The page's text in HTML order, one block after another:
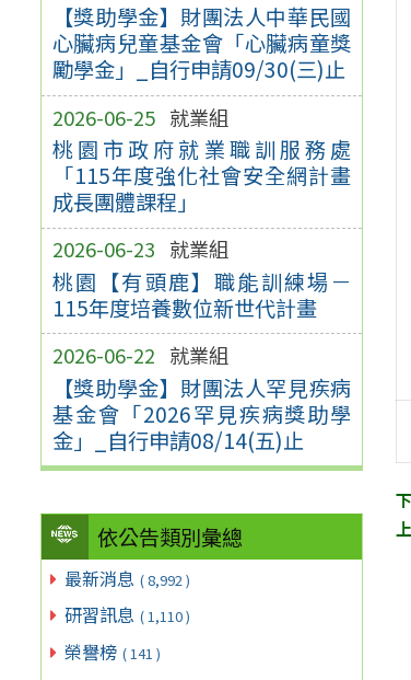
【獎助學金】財團法人中華民國
心臟病兒童基金會「心臟病童獎
勵學金」_自行申請09/30(三)止
2026-06-25 就業組
桃園市政府就業職訓服務處
「115年度強化社會安全網計畫
成長團體課程」
2026-06-23 就業組
桃園【有頭鹿】職能訓練場－
115年度培養數位新世代計畫
2026-06-22 就業組
【獎助學金】財團法人罕見疾病
基金會「2026罕見疾病獎助學
金」_自行申請08/14(五)止
依公告類別彙總
最新消息 ( 8,992 )
研習訊息 ( 1,110 )
榮譽榜 ( 141 )